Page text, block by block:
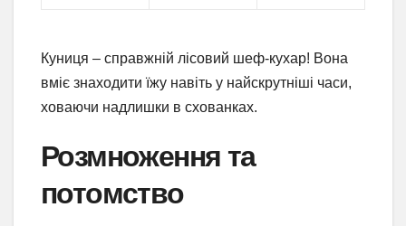
Куниця – справжній лісовий шеф-кухар! Вона
вміє знаходити їжу навіть у найскрутніші часи,
ховаючи надлишки в схованках.
Розмноження та
потомство